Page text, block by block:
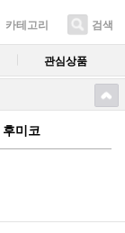
카테고리 검색
관심상품
미코